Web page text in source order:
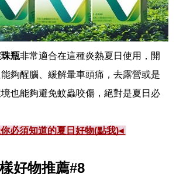
瓶非常適合在這種炎熱夏日使用，開
夠醒腦、緩解暈車頭痛，去露營或是
也能夠避免蚊蟲咬傷，絕對是夏日必
必須知道的夏日好物(點我)◂
好物推薦#8